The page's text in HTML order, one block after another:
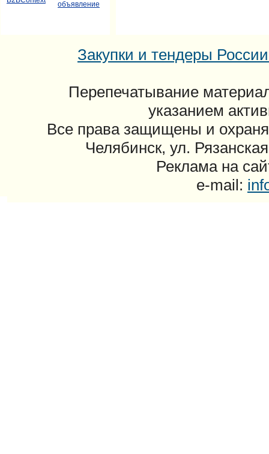
объявление
Закупки и тендеры
Перепечатывание
указанием
Все права защищены и
Челябинск, ул.
Реклама на
e-mail: